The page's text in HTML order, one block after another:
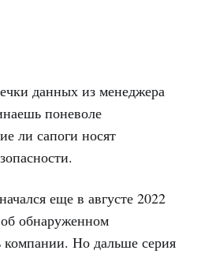
данных из менеджера
поневоле
ли сапоги носят
еще в августе 2022
обнаруженном
компании. Но дальше серия